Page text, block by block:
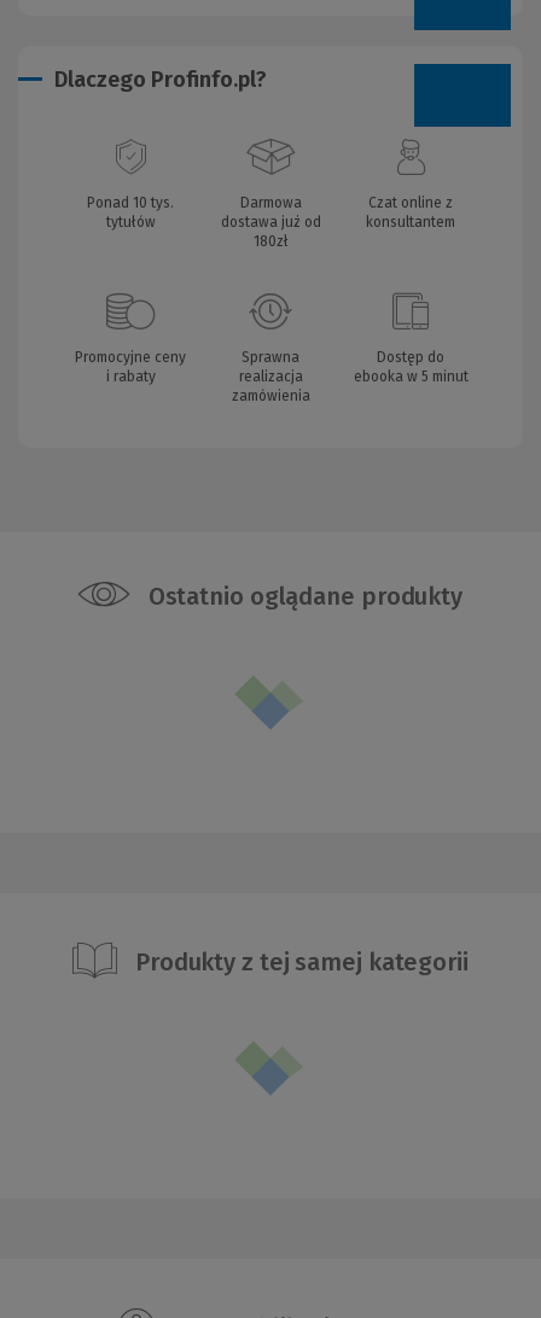
Dlaczego Profinfo.pl?
Ponad 10 tys.
tytułów
Darmowa
dostawa już od
180zł
Czat online z
konsultantem
Promocyjne ceny
i rabaty
Sprawna
realizacja
zamówienia
Dostęp do
ebooka w 5 minut
Ostatnio oglądane produkty
Produkty z tej samej kategorii